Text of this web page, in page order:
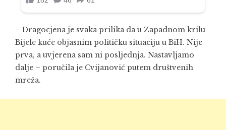
– Dragocjena je svaka prilika da u Zapadnom krilu
Bijele kuće objasnim političku situaciju u BiH. Nije
prva, a uvjerena sam ni posljednja. Nastavljamo
dalje – poručila je Cvijanović putem društvenih
mreža.